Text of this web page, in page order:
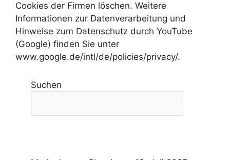
Cookies der Firmen löschen. Weitere
Informationen zur Datenverarbeitung und
Hinweise zum Datenschutz durch YouTube
(Google) finden Sie unter
www.google.de/intl/de/policies/privacy/.
Suchen